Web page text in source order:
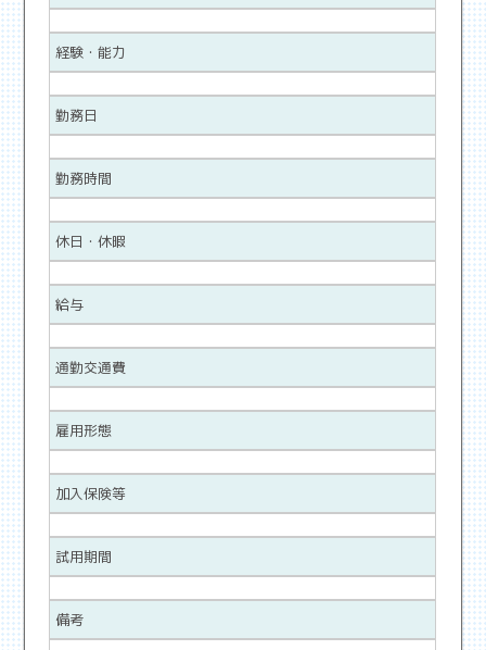
経験・能力
勤務日
勤務時間
休日・休暇
給与
通勤交通費
雇用形態
加入保険等
試用期間
備考